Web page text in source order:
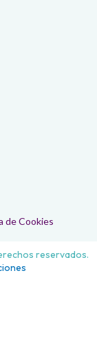
de Cookies
reservados.